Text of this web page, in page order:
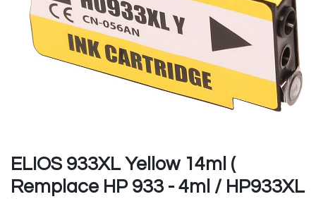
ELIOS 933XL Yellow 14ml (
Remplace HP 933 - 4ml / HP933XL